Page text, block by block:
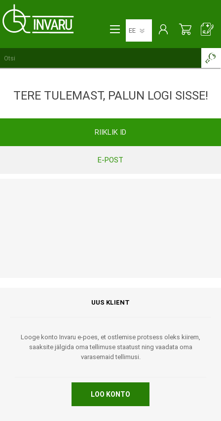
TERE TULEMAST, PALUN LOGI SISSE!
RIIKLIK ID
E-POST
UUS KLIENT
Looge konto Invaru e-poes, et ostlemise protsess oleks kiirem,
saaksite jälgida oma tellimuse staatust ning vaadata oma
varasemaid tellimusi.
LOO KONTO